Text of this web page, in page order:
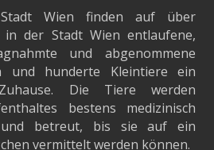
Wien finden auf über
der Stadt Wien entlaufene,
und abgenommene
und hunderte Kleintiere ein
Die Tiere werden
bestens medizinisch
betreut, bis sie auf ein
vermittelt werden können.